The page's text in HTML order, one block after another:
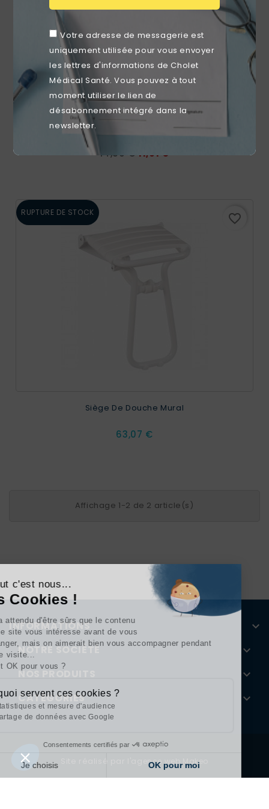
Votre adresse de messagerie est
uniquement utilisée pour vous envoyer
les lettres d'informations de Cholet
Médical Santé. Vous pouvez à tout
moment utiliser le lien de
désabonnement intégré dans la
newsletter.
Barre D'appui En Résine Rainurée Blanche 60 Cm
Prix
14,89 € Prix
11,91 €
RUPTURE DE STOCK favorite_border
Siège De Douche Mural
Prix
63,07 €
Affichage 1-2 de 2 article(s)
INFORMATIONS 
NOTRE SOCIÉTÉ 
NOS PRODUITS 
CATÉGORIES 
l'agence web Makeo
Salut c'est nous...
les Cookies !
On a attendu d'être sûrs que le contenu
de ce site vous intéresse avant de vous
déranger, mais on aimerait bien vous accompagner pendant
votre visite...
C'est OK pour vous ?
À quoi servent ces cookies ?
Statistiques et mesure d'audience
Partage de données avec Google
Consentements certifiés par
Je choisis
OK pour moi